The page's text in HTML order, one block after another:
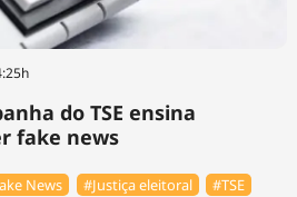
do TSE ensina
fake news
News #Justiça eleitoral #TSE